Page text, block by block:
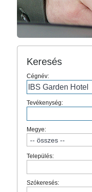
Keresés
Cégnév:
Tevékenység:
Megye:
Település:
Szókeresés: